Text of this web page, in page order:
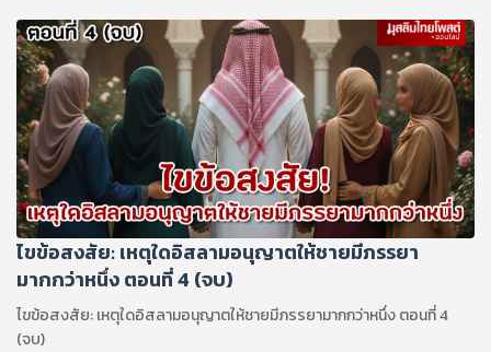
ไขข้อสงสัย: เหตุใดอิสลามอนุญาตให้ชายมีภรรยา
มากกว่าหนึ่ง ตอนที่ 4 (จบ)
ไขข้อสงสัย: เหตุใดอิสลามอนุญาตให้ชายมีภรรยามากกว่าหนึ่ง ตอนที่ 4
(จบ)